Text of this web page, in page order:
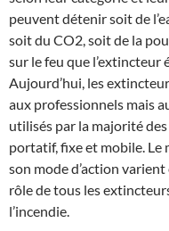
peuvent détenir soit de
soit du CO2, soit de la
sur le feu que l’extincteur
Aujourd’hui, les
aux professionnels mais
utilisés par la majorité
portatif, fixe et mobile. Le
son mode d’action
rôle de tous les
l’incendie.